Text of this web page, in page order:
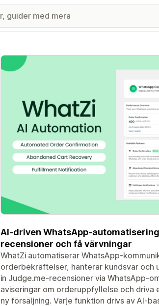
Galleri med utvalda bilder
AI-driven WhatsApp-
recensioner och få värvningar
WhatZi automatiserar WhatsApp-
orderbekräftelser, hanterar kundsvar och
in Judge.me-recensioner via WhatsApp-
aviseringar om orderuppfyllelse och
ny försäljning. Varje funktion drivs av AI-